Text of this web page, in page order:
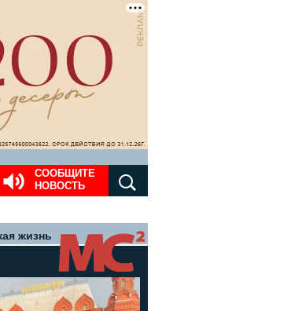
СООБЩИТЕ
НОВОСТЬ
жизнь